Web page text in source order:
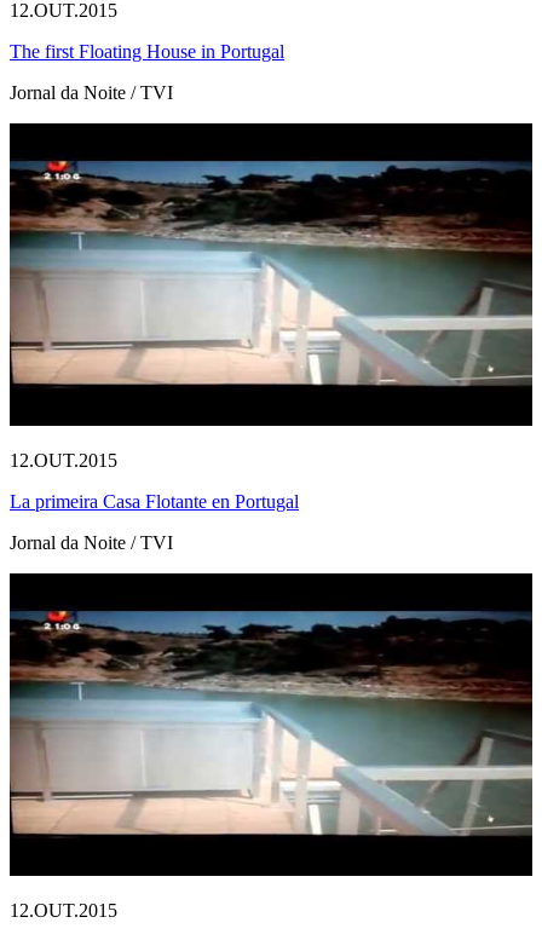
12.OUT.2015
The first Floating House in Portugal
Jornal da Noite / TVI
12.OUT.2015
La primeira Casa Flotante en Portugal
Jornal da Noite / TVI
12.OUT.2015